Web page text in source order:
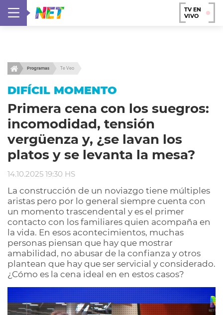
TV EN
VIVO
Programas Te Veo
DIFÍCIL MOMENTO
Primera cena con los suegros:
incomodidad, tensión
vergüenza y, ¿se lavan los
platos y se levanta la mesa?
14.10.2025 19:30 HS
La construcción de un noviazgo tiene múltiples
aristas pero por lo general siempre cuenta con
un momento trascendental y es el primer
contacto con los familiares quien acompaña en
la vida. En esos acontecimientos, muchas
personas piensan que hay que mostrar
amabilidad, no abusar de la confianza y otros
plantean que hay que ser servicial y considerado.
¿Cómo es la cena ideal en en estos casos?